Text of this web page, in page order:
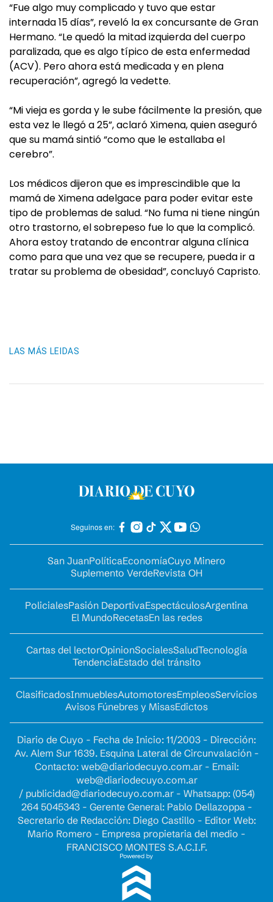
“Fue algo muy complicado y tuvo que estar
internada 15 días”, reveló la ex concursante de Gran
Hermano. “Le quedó la mitad izquierda del cuerpo
paralizada, que es algo típico de esta enfermedad
(ACV). Pero ahora está medicada y en plena
recuperación”, agregó la vedette.
“Mi vieja es gorda y le sube fácilmente la presión, que
esta vez le llegó a 25”, aclaró Ximena, quien aseguró
que su mamá sintió “como que le estallaba el
cerebro”.
Los médicos dijeron que es imprescindible que la
mamá de Ximena adelgace para poder evitar este
tipo de problemas de salud. “No fuma ni tiene ningún
otro trastorno, el sobrepeso fue lo que la complicó.
Ahora estoy tratando de encontrar alguna clínica
como para que una vez que se recupere, pueda ir a
tratar su problema de obesidad”, concluyó Capristo.
LAS MÁS LEIDAS
Seguinos en:
San JuanPolíticaEconomíaCuyo Minero
Suplemento VerdeRevista OH
PolicialesPasión DeportivaEspectáculosArgentina
El MundoRecetasEn las redes
Cartas del lectorOpinionSocialesSaludTecnología
TendenciaEstado del tránsito
ClasificadosInmueblesAutomotoresEmpleosServicios
Avisos Fúnebres y MisasEdictos
Diario de Cuyo - Fecha de Inicio: 11/2003 - Dirección:
Av. Alem Sur 1639. Esquina Lateral de Circunvalación -
Contacto: web@diariodecuyo.com.ar- Email:
web@diariodecuyo.com.ar
/ publicidad@diariodecuyo.com.ar- Whatsapp: (054)
264 5045343 - Gerente General: Pablo Dellazoppa -
Secretario de Redacción: Diego Castillo - Editor Web:
Mario Romero - Empresa propietaria del medio -
FRANCISCO MONTES S.A.C.I.F.